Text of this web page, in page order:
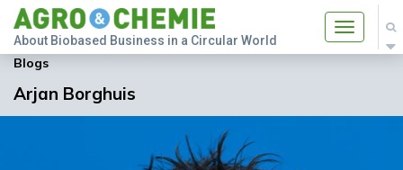
Toggle
About Biobased Business in a Circular World
Blogs
Arjan Borghuis